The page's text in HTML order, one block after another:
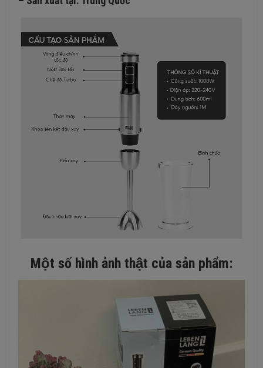
Một số hình ảnh thật của sản phẩm: